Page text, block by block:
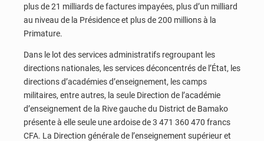
plus de 21 milliards de factures impayées, plus d’un milliard
au niveau de la Présidence et plus de 200 millions à la
Primature.
Dans le lot des services administratifs regroupant les
directions nationales, les services déconcentrés de l’État, les
directions d’académies d’enseignement, les camps
militaires, entre autres, la seule Direction de l’académie
d’enseignement de la Rive gauche du District de Bamako
présente à elle seule une ardoise de 3 471 360 470 francs
CFA. La Direction générale de l’enseignement supérieur et